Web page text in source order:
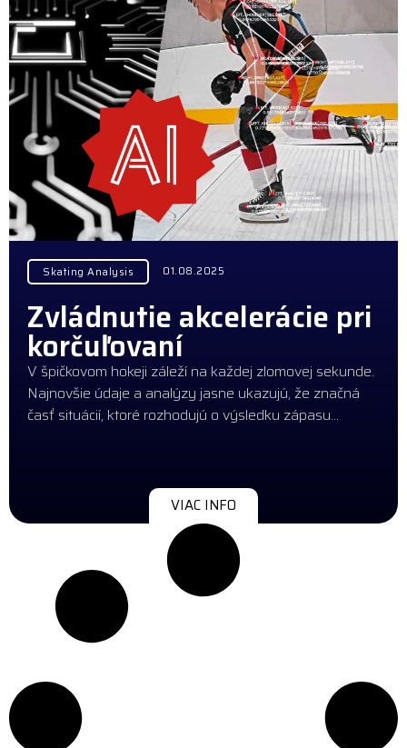
Skating Analysis 01.08.2025
Zvládnutie akcelerácie pri
korčuľovaní
V špičkovom hokeji záleží na každej zlomovej sekunde.
Najnovšie údaje a analýzy jasne ukazujú, že značná
časť situácií, ktoré rozhodujú o výsledku zápasu…
VIAC INFO